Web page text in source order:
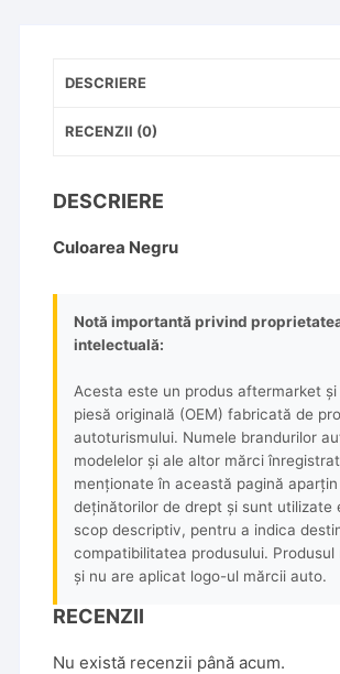
DESCRIERE
RECENZII (0)
DESCRIERE
Culoarea Negru
Notă importantă privind
intelectuală:
Acesta este un produs aftermarket
piesă originală (OEM) fabricată de
autoturismului. Numele brandurilor
modelelor și ale altor mărci
menționate în această pagină aparțin
deținătorilor de drept și sunt utilizate
scop descriptiv, pentru a indica
compatibilitatea produsului. Produsul
și nu are aplicat logo-ul mărcii auto.
RECENZII
Nu există recenzii până acum.